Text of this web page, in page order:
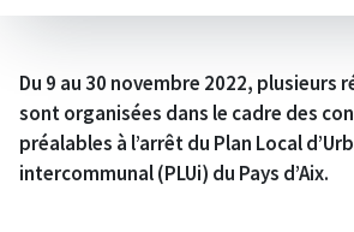
Du 9 au 30 novembre 2022, plusieurs
sont organisées dans le cadre des
préalables à l’arrêt du Plan Local
intercommunal (PLUi) du Pays d’Aix.